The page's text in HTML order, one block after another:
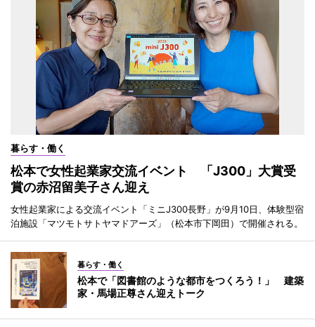
暮らす・働く
松本で女性起業家交流イベント 「J300」大賞受
賞の赤沼留美子さん迎え
女性起業家による交流イベント「ミニJ300長野」が9月10日、体験型宿
泊施設「マツモトサトヤマドアーズ」（松本市下岡田）で開催される。
暮らす・働く
松本で「図書館のような都市をつくろう！」 建築
家・馬場正尊さん迎えトーク